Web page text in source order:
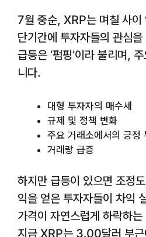
7월 중순, XRP는 며칠 사
단기간에 투자자들의 관심
급등은 ‘펌핑’이라 불리며,
니다.
대형 투자자의 매수세
규제 및 정책 변화
주요 거래소에서의 긍정
거래량 급증
하지만 급등이 있으면 조정
익을 얻은 투자자들이 차익
가격이 자연스럽게 하락하
지금 XRP는 3.00달러 부근